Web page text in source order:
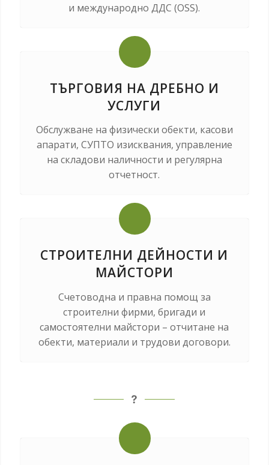
и международно ДДС (OSS).
ТЪРГОВИЯ НА ДРЕБНО И
УСЛУГИ
Обслужване на физически обекти, касови
апарати, СУПТО изисквания, управление
на складови наличности и регулярна
отчетност.
СТРОИТЕЛНИ ДЕЙНОСТИ И
МАЙСТОРИ
Счетоводна и правна помощ за
строителни фирми, бригади и
самостоятелни майстори – отчитане на
обекти, материали и трудови договори.